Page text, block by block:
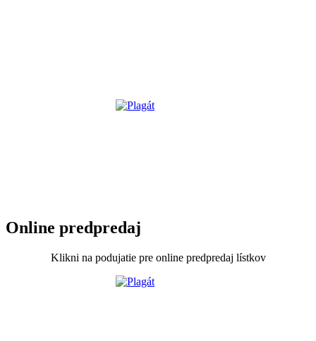
Online predpredaj
Klikni na podujatie pre online predpredaj lístkov